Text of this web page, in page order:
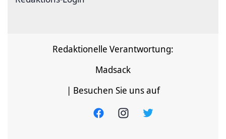
Redaktionelle Verantwortung:
Madsack
| Besuchen Sie uns auf